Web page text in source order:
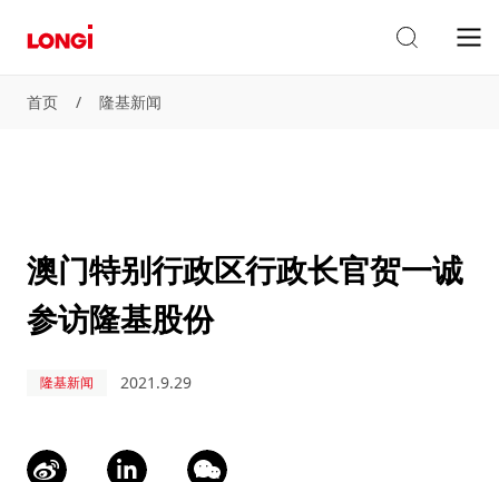
首页 / 隆基新闻
澳门特别行政区行政长官贺一诚
参访隆基股份
隆基新闻 2021.9.29